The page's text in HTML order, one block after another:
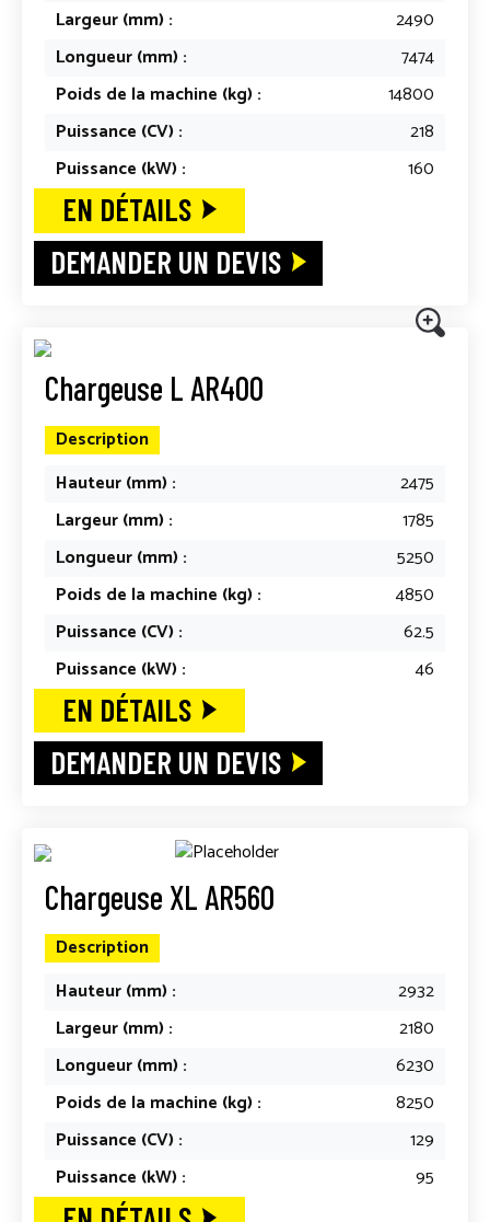
Largeur (mm) :
2490
Longueur (mm) :
7474
Poids de la machine (kg) :
14800
Puissance (CV) :
218
Puissance (kW) :
160
EN DÉTAILS
DEMANDER UN DEVIS
Chargeuse L AR400
Description
Hauteur (mm) :
2475
Largeur (mm) :
1785
Longueur (mm) :
5250
Poids de la machine (kg) :
4850
Puissance (CV) :
62.5
Puissance (kW) :
46
EN DÉTAILS
DEMANDER UN DEVIS
Chargeuse XL AR560
Description
Hauteur (mm) :
2932
Largeur (mm) :
2180
Longueur (mm) :
6230
Poids de la machine (kg) :
8250
Puissance (CV) :
129
Puissance (kW) :
95